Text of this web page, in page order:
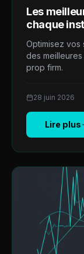
Les
chaque
Optimisez
des
prop firm.
28 juin 2026
Lire plus